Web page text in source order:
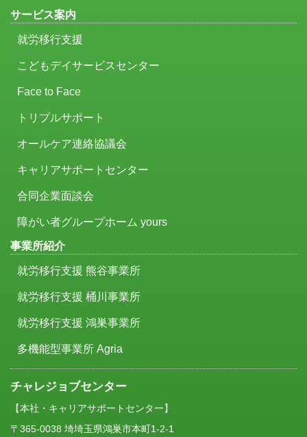
サービス案内
就労移行支援
こどもデイサービスセンター
Face to Face
トリプルサポート
オールケア連絡協議会
キャリアサポートセンター
合同企業面談会
障がい者グループホーム yours
事業所紹介
就労移行支援 熊谷事業所
就労移行支援 桶川事業所
就労移行支援 鴻巣事業所
多機能型事業所 Agria
チャレジョブセンター
【本社・キャリアサポートセンター】
〒365-0038 埼埼玉県鴻巣市本町1-2-1